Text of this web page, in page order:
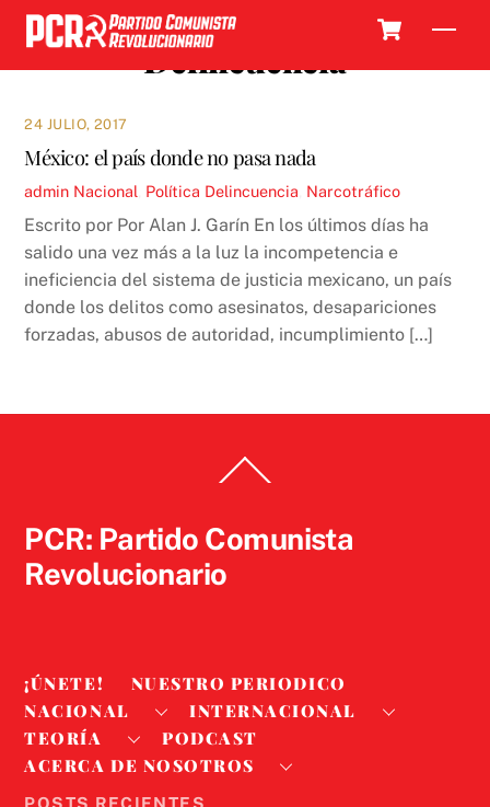
Skip
content
Delincuencia
24 JULIO, 2017
México: el país donde no pasa nada
admin Nacional Política Delincuencia Narcotráfico
Escrito por Por Alan J. Garín En los últimos días ha
salido una vez más a la luz la incompetencia e
ineficiencia del sistema de justicia mexicano, un país
donde los delitos como asesinatos, desapariciones
forzadas, abusos de autoridad, incumplimiento […]
To
PCR: Partido Comunista
Revolucionario
¡ÚNETE!
NUESTRO PERIODICO
NACIONAL
INTERNACIONAL
TEORÍA
PODCAST
ACERCA DE NOSOTROS
POSTS RECIENTES